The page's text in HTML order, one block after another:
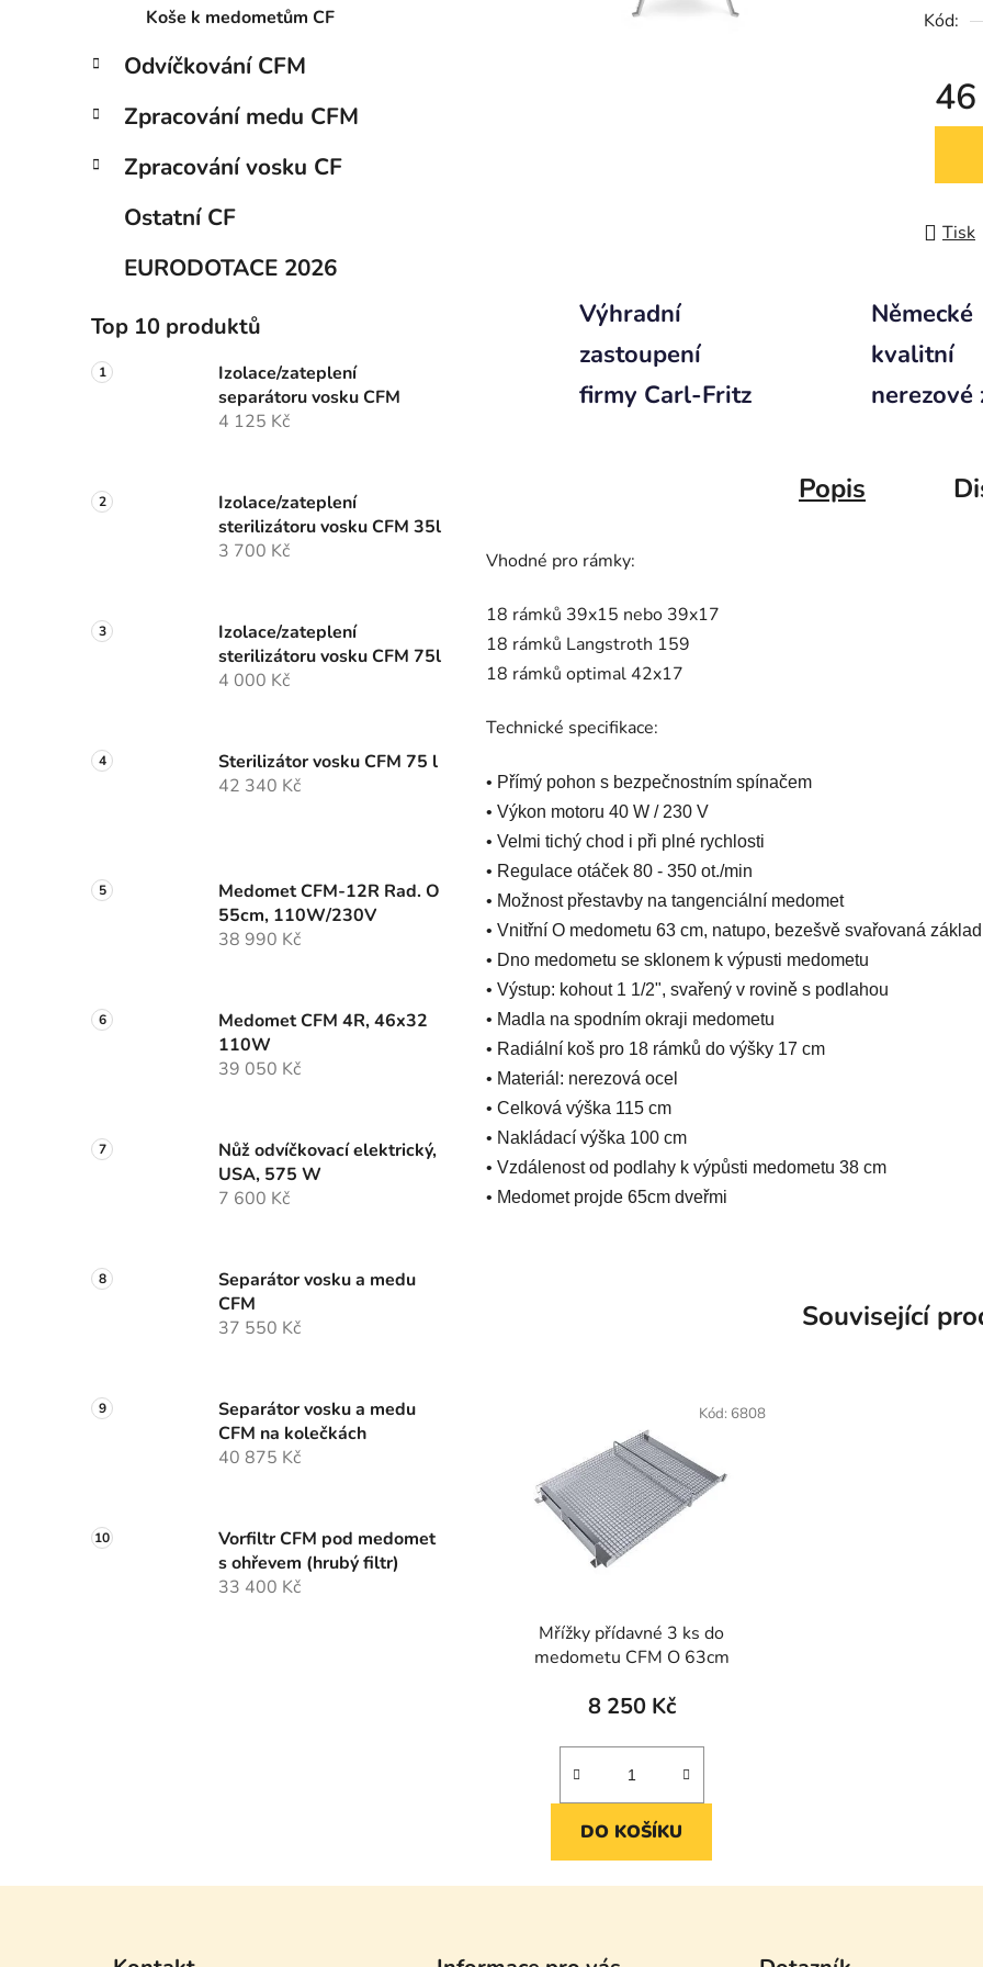
a
e
Koše k medometům CF
Odvíčkování CFM
Zpracování medu CFM
Zpracování vosku CF
Ostatní CF
EURODOTACE 2026
Top 10 produktů
Izolace/zateplení
separátoru vosku CFM
4 125 Kč
Izolace/zateplení
sterilizátoru vosku CFM 35l
3 700 Kč
Izolace/zateplení
sterilizátoru vosku CFM 75l
4 000 Kč
Sterilizátor vosku CFM 75 l
42 340 Kč
Medomet CFM-12R Rad. O
55cm, 110W/230V
38 990 Kč
Medomet CFM 4R, 46x32
110W
39 050 Kč
Nůž odvíčkovací elektrický,
USA, 575 W
7 600 Kč
Separátor vosku a medu
CFM
37 550 Kč
Separátor vosku a medu
CFM na kolečkách
40 875 Kč
Vorfiltr CFM pod medomet
s ohřevem (hrubý filtr)
33 400 Kč
Kód:
Tisk
Výhradní
zastoupení
firmy Carl-Fritz
Německé
kvalitní
nerezové
Popis
Vhodné pro rámky:
18 rámků 39x15 nebo 39x17
18 rámků Langstroth 159
18 rámků optimal 42x17
Technické specifikace:
• Přímý pohon s bezpečnostním spínačem
• Výkon motoru 40 W / 230 V
• Velmi tichý chod i při plné rychlosti
• Regulace otáček 80 - 350 ot./min
• Možnost přestavby na tangenciální medomet
• Vnitřní O medometu 63 cm, natupo, bezešvě svařovaná
• Dno medometu se sklonem k výpusti medometu
• Výstup: kohout 1 1/2", svařený v rovině s podlahou
• Madla na spodním okraji medometu
• Radiální koš pro 18 rámků do výšky 17 cm
• Materiál: nerezová ocel
• Celková výška 115 cm
• Nakládací výška 100 cm
• Vzdálenost od podlahy k výpůsti medometu 38 cm
• Medomet projde 65cm dveřmi
Související
Mřížky přídavné 3 ks do
medometu CFM O 63cm
8 250 Kč
DO KOŠÍKU
Kód: 6808